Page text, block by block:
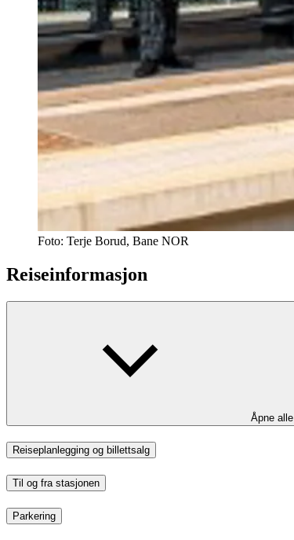
Foto: Terje Borud, Bane NOR
Reiseinformasjon
Åpne alle
Reiseplanlegging og billettsalg
Til og fra stasjonen
Parkering